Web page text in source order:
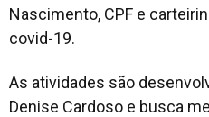
Nascimento, CPF e
covid-19.
As atividades são
Denise Cardoso e busca